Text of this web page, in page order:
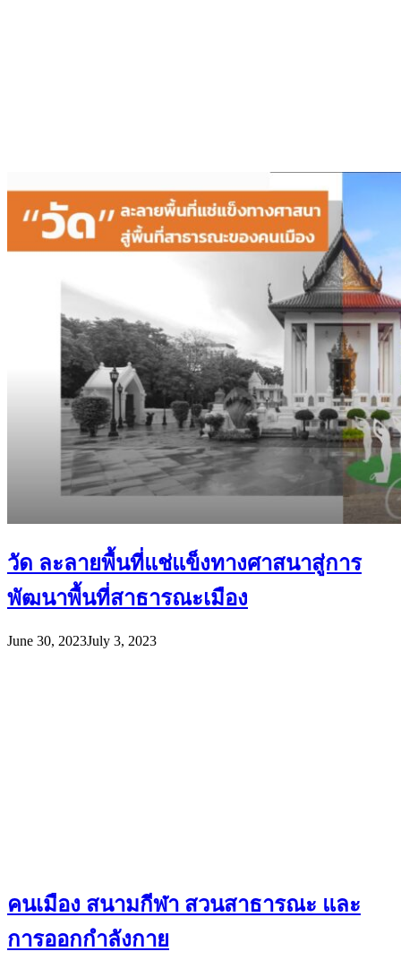
วัด ละลายพื้นที่แช่แข็งทางศาสนาสู่การ
พัฒนาพื้นที่สาธารณะเมือง
June 30, 2023July 3, 2023
คนเมือง สนามกีฬา สวนสาธารณะ และ
การออกกำลังกาย